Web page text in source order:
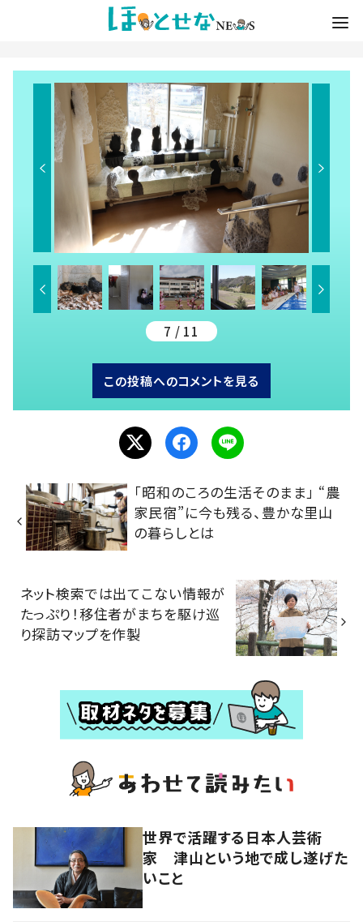
7 / 11
この投稿へのコメントを見る
「昭和のころの生活そのまま」 “農
家民宿”に今も残る、豊かな里山
の暮らしとは
ネット検索では出てこない情報が
たっぷり！移住者がまちを駆け巡
り探訪マップを作製
世界で活躍する日本人芸術
家 津山という地で成し遂げた
いこと